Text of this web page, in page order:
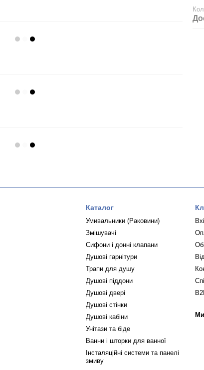
Каталог
Умивальники (Раковини)
Змішувачі
Сифони і донні клапани
Душові гарнітури
Трапи для душу
Душові піддони
Душові двері
Душові стінки
Душові кабіни
Унітази та біде
Ванни і шторки для ванної
Інсталяційні системи та панелі
змиву